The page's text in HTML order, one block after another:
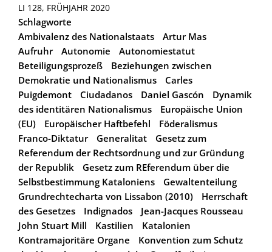
LI 128, FRÜHJAHR 2020
Schlagworte
Ambivalenz des Nationalstaats
Artur Mas
Aufruhr
Autonomie
Autonomiestatut
Beteiligungsprozeß
Beziehungen zwischen
Demokratie und Nationalismus
Carles
Puigdemont
Ciudadanos Daniel Gascón
Dynamik
des identitären Nationalismus
Europäische Union
(EU)
Europäischer Haftbefehl
Föderalismus
Franco-Diktatur
Generalitat
Gesetz zum
Referendum der Rechtsordnung und zur Gründung
der Republik
Gesetz zum REferendum über die
Selbstbestimmung Kataloniens
Gewaltenteilung
Grundrechtecharta von Lissabon (2010)
Herrschaft
des Gesetzes
Indignados
Jean-Jacques Rousseau
John Stuart Mill
Kastilien
Katalonien
Kontramajoritäre Organe
Konvention zum Schutz